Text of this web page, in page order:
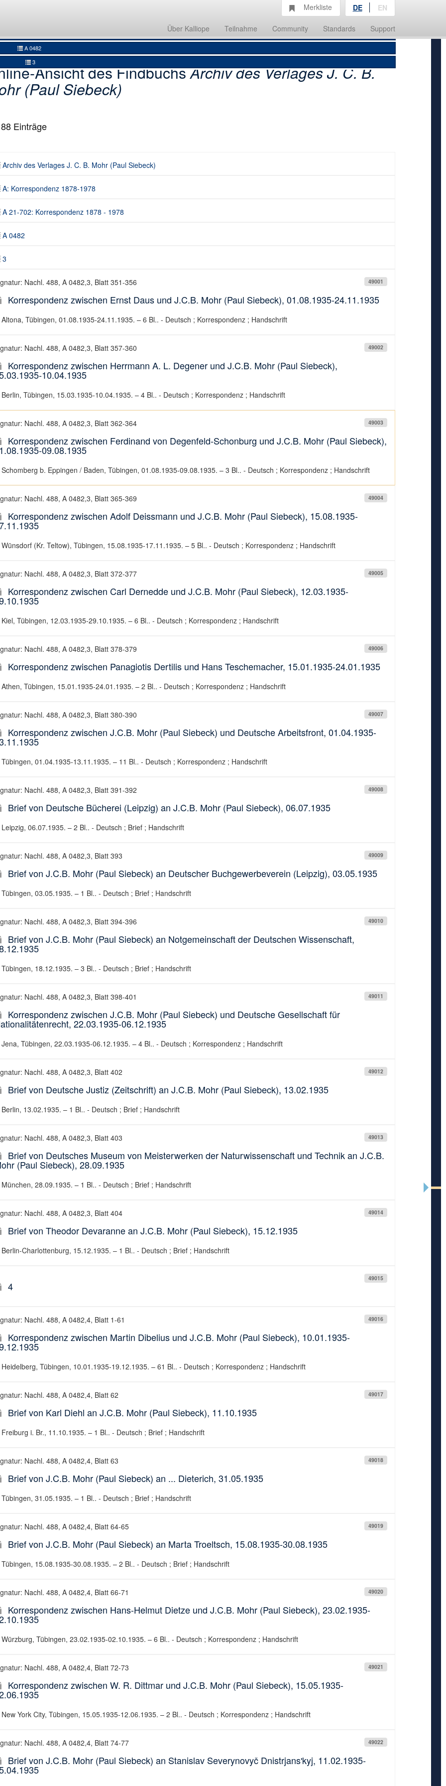
Über Kalliope Teilnahme Community Standards Support
Merkliste DE EN
Ansicht des FindbuchsArchiv des Verlages J. C. B.
(Paul Siebeck)
Einträge
A 0482
3
Archiv des Verlages J. C. B. Mohr (Paul Siebeck)
A: Korrespondenz 1878-1978
A 21-702: Korrespondenz 1878 - 1978
A 0482
3
49001
Nachl. 488, A 0482,3, Blatt 351-356
Korrespondenz zwischen Ernst Daus und J.C.B. Mohr (Paul Siebeck), 01.08.1935-24.11.1935
Altona, Tübingen, 01.08.1935-24.11.1935. – 6 Bl.. - Deutsch ; Korrespondenz ; Handschrift
49002
Nachl. 488, A 0482,3, Blatt 357-360
Korrespondenz zwischen Herrmann A. L. Degener und J.C.B. Mohr (Paul Siebeck),
10.04.1935
Berlin, Tübingen, 15.03.1935-10.04.1935. – 4 Bl.. - Deutsch ; Korrespondenz ; Handschrift
49003
Nachl. 488, A 0482,3, Blatt 362-364
Korrespondenz zwischen Ferdinand von Degenfeld-Schonburg und J.C.B. Mohr (Paul Siebeck),
09.08.1935
Schomberg b. Eppingen / Baden, Tübingen, 01.08.1935-09.08.1935. – 3 Bl.. - Deutsch ; Korrespondenz ; Handschrift
49004
Nachl. 488, A 0482,3, Blatt 365-369
Korrespondenz zwischen Adolf Deissmann und J.C.B. Mohr (Paul Siebeck), 15.08.1935-
Wünsdorf (Kr. Teltow), Tübingen, 15.08.1935-17.11.1935. – 5 Bl.. - Deutsch ; Korrespondenz ; Handschrift
49005
Nachl. 488, A 0482,3, Blatt 372-377
Korrespondenz zwischen Carl Dernedde und J.C.B. Mohr (Paul Siebeck), 12.03.1935-
Kiel, Tübingen, 12.03.1935-29.10.1935. – 6 Bl.. - Deutsch ; Korrespondenz ; Handschrift
49006
Nachl. 488, A 0482,3, Blatt 378-379
Korrespondenz zwischen Panagiotis Dertilis und Hans Teschemacher, 15.01.1935-24.01.1935
Athen, Tübingen, 15.01.1935-24.01.1935. – 2 Bl.. - Deutsch ; Korrespondenz ; Handschrift
49007
Nachl. 488, A 0482,3, Blatt 380-390
Korrespondenz zwischen J.C.B. Mohr (Paul Siebeck) und Deutsche Arbeitsfront, 01.04.1935-
Tübingen, 01.04.1935-13.11.1935. – 11 Bl.. - Deutsch ; Korrespondenz ; Handschrift
49008
Nachl. 488, A 0482,3, Blatt 391-392
Brief von Deutsche Bücherei (Leipzig) an J.C.B. Mohr (Paul Siebeck), 06.07.1935
Leipzig, 06.07.1935. – 2 Bl.. - Deutsch ; Brief ; Handschrift
49009
Nachl. 488, A 0482,3, Blatt 393
Brief von J.C.B. Mohr (Paul Siebeck) an Deutscher Buchgewerbeverein (Leipzig), 03.05.1935
Tübingen, 03.05.1935. – 1 Bl.. - Deutsch ; Brief ; Handschrift
49010
Nachl. 488, A 0482,3, Blatt 394-396
Brief von J.C.B. Mohr (Paul Siebeck) an Notgemeinschaft der Deutschen Wissenschaft,
Tübingen, 18.12.1935. – 3 Bl.. - Deutsch ; Brief ; Handschrift
49011
Nachl. 488, A 0482,3, Blatt 398-401
Korrespondenz zwischen J.C.B. Mohr (Paul Siebeck) und Deutsche Gesellschaft für
22.03.1935-06.12.1935
Jena, Tübingen, 22.03.1935-06.12.1935. – 4 Bl.. - Deutsch ; Korrespondenz ; Handschrift
49012
Nachl. 488, A 0482,3, Blatt 402
Brief von Deutsche Justiz (Zeitschrift) an J.C.B. Mohr (Paul Siebeck), 13.02.1935
Berlin, 13.02.1935. – 1 Bl.. - Deutsch ; Brief ; Handschrift
49013
Nachl. 488, A 0482,3, Blatt 403
Brief von Deutsches Museum von Meisterwerken der Naturwissenschaft und Technik an J.C.B.
(Paul Siebeck), 28.09.1935
München, 28.09.1935. – 1 Bl.. - Deutsch ; Brief ; Handschrift
49014
Nachl. 488, A 0482,3, Blatt 404
Brief von Theodor Devaranne an J.C.B. Mohr (Paul Siebeck), 15.12.1935
Berlin-Charlottenburg, 15.12.1935. – 1 Bl.. - Deutsch ; Brief ; Handschrift
49015
4
49016
Nachl. 488, A 0482,4, Blatt 1-61
Korrespondenz zwischen Martin Dibelius und J.C.B. Mohr (Paul Siebeck), 10.01.1935-
Heidelberg, Tübingen, 10.01.1935-19.12.1935. – 61 Bl.. - Deutsch ; Korrespondenz ; Handschrift
49017
Nachl. 488, A 0482,4, Blatt 62
Brief von Karl Diehl an J.C.B. Mohr (Paul Siebeck), 11.10.1935
Freiburg i. Br., 11.10.1935. – 1 Bl.. - Deutsch ; Brief ; Handschrift
49018
Nachl. 488, A 0482,4, Blatt 63
Brief von J.C.B. Mohr (Paul Siebeck) an ... Dieterich, 31.05.1935
Tübingen, 31.05.1935. – 1 Bl.. - Deutsch ; Brief ; Handschrift
49019
Nachl. 488, A 0482,4, Blatt 64-65
Brief von J.C.B. Mohr (Paul Siebeck) an Marta Troeltsch, 15.08.1935-30.08.1935
Tübingen, 15.08.1935-30.08.1935. – 2 Bl.. - Deutsch ; Brief ; Handschrift
49020
Nachl. 488, A 0482,4, Blatt 66-71
Korrespondenz zwischen Hans-Helmut Dietze und J.C.B. Mohr (Paul Siebeck), 23.02.1935-
Würzburg, Tübingen, 23.02.1935-02.10.1935. – 6 Bl.. - Deutsch ; Korrespondenz ; Handschrift
49021
Nachl. 488, A 0482,4, Blatt 72-73
Korrespondenz zwischen W. R. Dittmar und J.C.B. Mohr (Paul Siebeck), 15.05.1935-
New York City, Tübingen, 15.05.1935-12.06.1935. – 2 Bl.. - Deutsch ; Korrespondenz ; Handschrift
49022
Nachl. 488, A 0482,4, Blatt 74-77
Brief von J.C.B. Mohr (Paul Siebeck) an Stanislav Severynovyč Dnistrjansʹkyj, 11.02.1935-